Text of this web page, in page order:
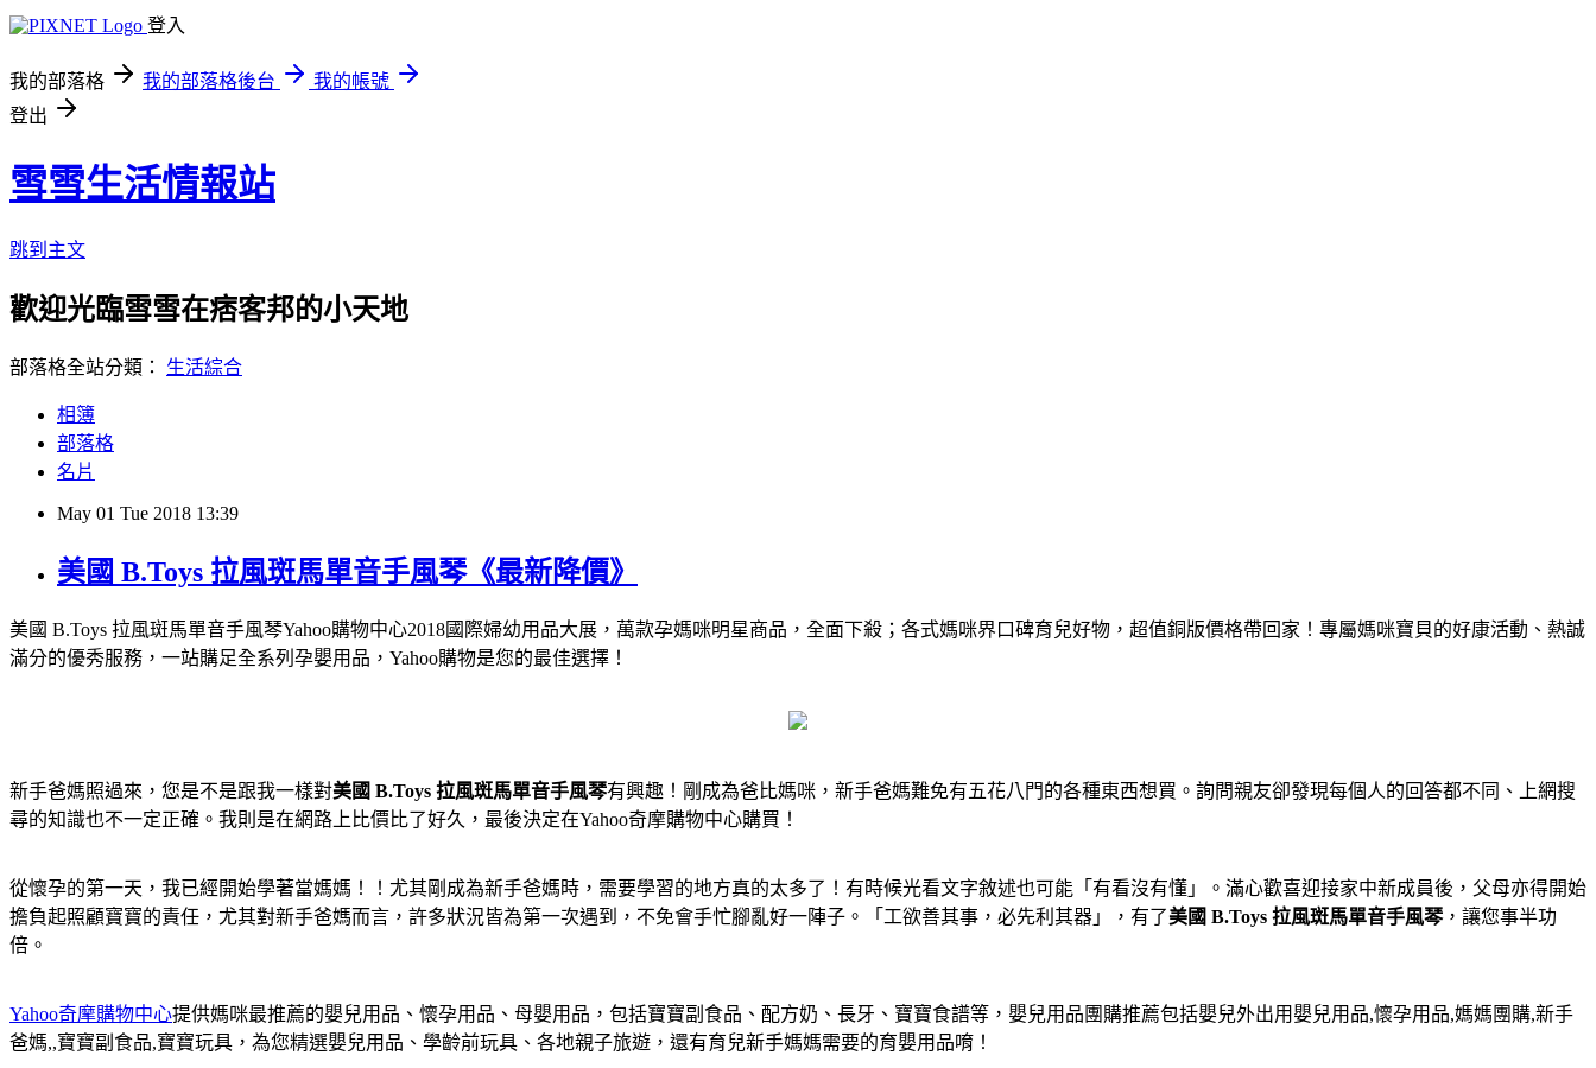
登入
我的部落格 我的部落格後台
我的帳號
登出
雪雪生活情報站
跳到主文
歡迎光臨雪雪在痞客邦的小天地
部落格全站分類： 生活綜合
相簿
部落格
名片
May 01 Tue 2018 13:39
美國 B.Toys 拉風斑馬單音手風琴《最新降價》
美國 B.Toys 拉風斑馬單音手風琴Yahoo購物中心2018國際婦幼用品大展，萬款孕媽咪明星商品，全面下殺；各式媽咪界口碑育兒好物，超值銅版價格帶回家！專屬媽咪寶貝的好康活動、熱誠
滿分的優秀服務，一站購足全系列孕嬰用品，Yahoo購物是您的最佳選擇！
新手爸媽照過來，您是不是跟我一樣對美國 B.Toys 拉風斑馬單音手風琴有興趣！剛成為爸比媽咪，新手爸媽難免有五花八門的各種東西想買。詢問親友卻發現每個人的回答都不同、上網搜
尋的知識也不一定正確。我則是在網路上比價比了好久，最後決定在Yahoo奇摩購物中心購買！
從懷孕的第一天，我已經開始學著當媽媽！！尤其剛成為新手爸媽時，需要學習的地方真的太多了！有時候光看文字敘述也可能「有看沒有懂」。滿心歡喜迎接家中新成員後，父母亦得開始
擔負起照顧寶寶的責任，尤其對新手爸媽而言，許多狀況皆為第一次遇到，不免會手忙腳亂好一陣子。「工欲善其事，必先利其器」，有了美國 B.Toys 拉風斑馬單音手風琴，讓您事半功
倍。
Yahoo奇摩購物中心提供媽咪最推薦的嬰兒用品、懷孕用品、母嬰用品，包括寶寶副食品、配方奶、長牙、寶寶食譜等，嬰兒用品團購推薦包括嬰兒外出用嬰兒用品,懷孕用品,媽媽團購,新手
爸媽,,寶寶副食品,寶寶玩具，為您精選嬰兒用品、學齡前玩具、各地親子旅遊，還有育兒新手媽媽需要的育嬰用品唷！